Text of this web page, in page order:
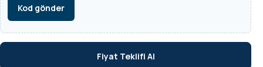
Kod gönder
Fiyat Teklifi Al